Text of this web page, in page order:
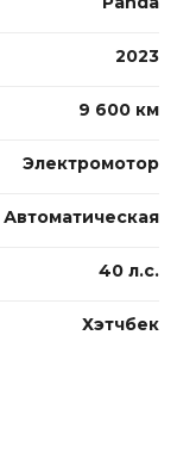
2023
9 600 км
Электромотор
Автоматическая
40 л.с.
Хэтчбек